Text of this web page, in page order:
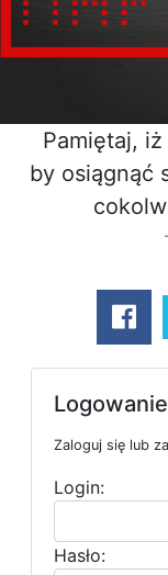
Pamiętaj,
by osiągnąć
Logowanie
Zaloguj się lub
Login:
Hasło: